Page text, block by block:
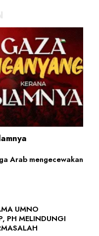
Arab mengecewakan
UMNO
PH MELINDUNGI